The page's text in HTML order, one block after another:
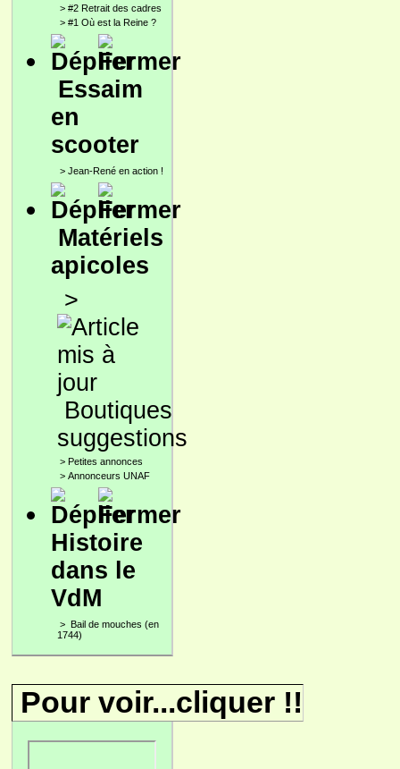
> #2 Retrait des cadres
> #1 Où est la Reine ?
Essaim
en
scooter
> Jean-René en action !
Matériels
apicoles
>
Boutiques
suggestions
> Petites annonces
> Annonceurs UNAF
Histoire
dans le
VdM
> Bail de mouches (en
1744)
Pour voir...cliquer !!